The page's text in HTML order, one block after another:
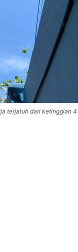
terjatuh dari ketinggian 4